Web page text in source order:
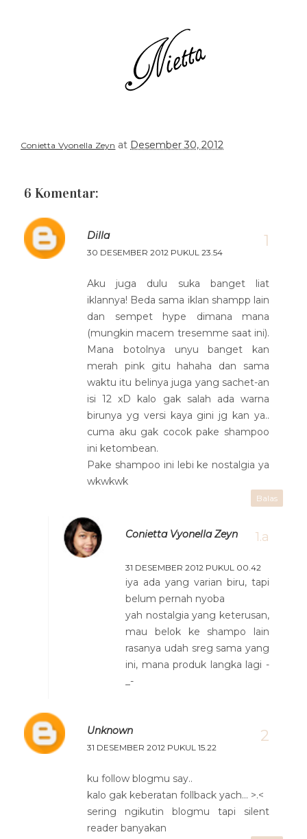
Conietta Vyonella Zeyn at Desember 30, 2012
6 Komentar:
Dilla
30 DESEMBER 2012 PUKUL 23.54
Aku juga dulu suka banget liat
iklannya! Beda sama iklan shampp lain
dan sempet hype dimana mana
(mungkin macem tresemme saat ini).
Mana botolnya unyu banget kan
merah pink gitu hahaha dan sama
waktu itu belinya juga yang sachet-an
isi 12 xD kalo gak salah ada warna
birunya yg versi kaya gini jg kan ya..
cuma aku gak cocok pake shampoo
ini ketombean.
Pake shampoo ini lebi ke nostalgia ya
wkwkwk
Balas
Conietta Vyonella Zeyn
31 DESEMBER 2012 PUKUL 00.42
iya ada yang varian biru, tapi
belum pernah nyoba
yah nostalgia yang keterusan,
mau belok ke shampo lain
rasanya udah sreg sama yang
ini, mana produk langka lagi -
_-
Unknown
31 DESEMBER 2012 PUKUL 15.22
ku follow blogmu say..
kalo gak keberatan follback yach... >.<
sering ngikutin blogmu tapi silent
reader banyakan